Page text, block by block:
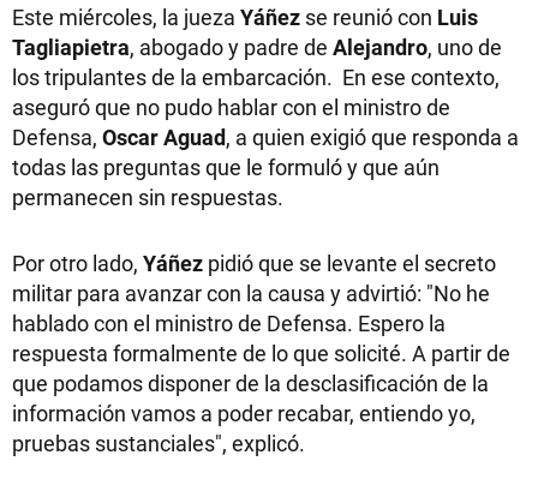
Este miércoles, la jueza Yáñez se reunió con Luis
Tagliapietra, abogado y padre de Alejandro, uno de
los tripulantes de la embarcación. En ese contexto,
aseguró que no pudo hablar con el ministro de
Defensa, Oscar Aguad, a quien exigió que responda a
todas las preguntas que le formuló y que aún
permanecen sin respuestas.
Por otro lado, Yáñez pidió que se levante el secreto
militar para avanzar con la causa y advirtió: "No he
hablado con el ministro de Defensa. Espero la
respuesta formalmente de lo que solicité. A partir de
que podamos disponer de la desclasificación de la
información vamos a poder recabar, entiendo yo,
pruebas sustanciales", explicó.